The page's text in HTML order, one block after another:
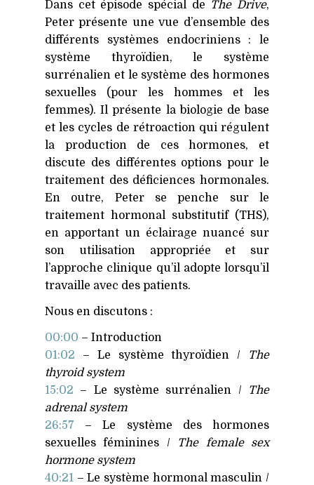
Dans cet épisode spécial de The Drive,
Peter présente une vue d’ensemble des
différents systèmes endocriniens : le
système thyroïdien, le système
surrénalien et le système des hormones
sexuelles (pour les hommes et les
femmes). Il présente la biologie de base
et les cycles de rétroaction qui régulent
la production de ces hormones, et
discute des différentes options pour le
traitement des déficiences hormonales.
En outre, Peter se penche sur le
traitement hormonal substitutif (THS),
en apportant un éclairage nuancé sur
son utilisation appropriée et sur
l’approche clinique qu’il adopte lorsqu’il
travaille avec des patients.
Nous en discutons :
00:00 – Introduction
01:02 – Le système thyroïdien /
The
thyroid system
15:02 – Le système surrénalien /
The
adrenal system
26:57 – Le système des hormones
sexuelles féminines / The female sex
hormone system
40:21 – Le système hormonal masculin /